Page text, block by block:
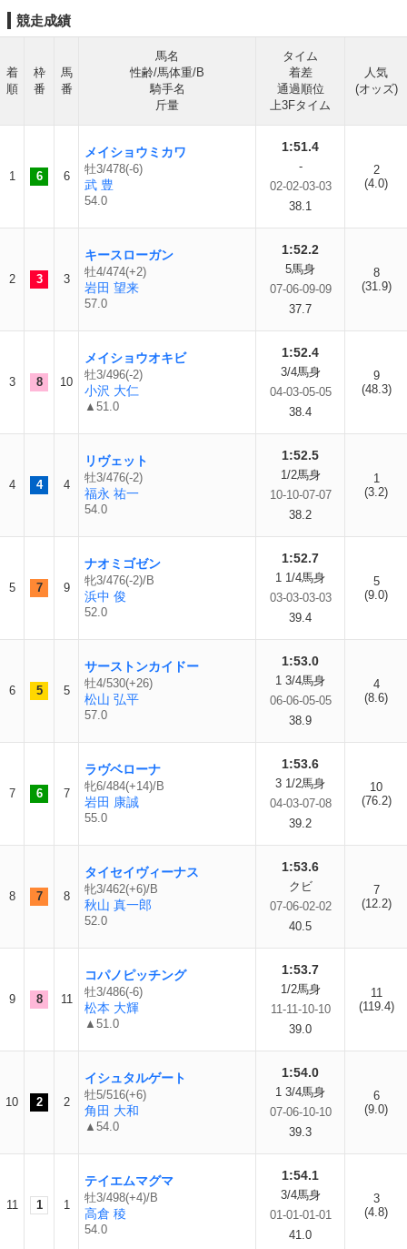
競走成績
着
順
枠
番
馬
番
馬名
性齢/馬体重/B
騎手名
斤量
タイム
着差
通過順位
上3Fタイム
人気
(オッズ)
1 6 6
メイショウミカワ
牡3/478(-6)
武 豊
54.0
1:51.4
-
02-02-03-03
38.1
2
(4.0)
2 3 3
キースローガン
牡4/474(+2)
岩田 望来
57.0
1:52.2
5馬身
07-06-09-09
37.7
8
(31.9)
3 8 10
メイショウオキビ
牡3/496(-2)
小沢 大仁
▲51.0
1:52.4
3/4馬身
04-03-05-05
38.4
9
(48.3)
4 4 4
リヴェット
牡3/476(-2)
福永 祐一
54.0
1:52.5
1/2馬身
10-10-07-07
38.2
1
(3.2)
5 7 9
ナオミゴゼン
牝3/476(-2)/B
浜中 俊
52.0
1:52.7
1 1/4馬身
03-03-03-03
39.4
5
(9.0)
6 5 5
サーストンカイドー
牡4/530(+26)
松山 弘平
57.0
1:53.0
1 3/4馬身
06-06-05-05
38.9
4
(8.6)
7 6 7
ラヴベローナ
牝6/484(+14)/B
岩田 康誠
55.0
1:53.6
3 1/2馬身
04-03-07-08
39.2
10
(76.2)
8 7 8
タイセイヴィーナス
牝3/462(+6)/B
秋山 真一郎
52.0
1:53.6
クビ
07-06-02-02
40.5
7
(12.2)
9 8 11
コパノピッチング
牡3/486(-6)
松本 大輝
▲51.0
1:53.7
1/2馬身
11-11-10-10
39.0
11
(119.4)
10 2 2
イシュタルゲート
牡5/516(+6)
角田 大和
▲54.0
1:54.0
1 3/4馬身
07-06-10-10
39.3
6
(9.0)
11 1 1
テイエムマグマ
牡3/498(+4)/B
高倉 稜
54.0
1:54.1
3/4馬身
01-01-01-01
41.0
3
(4.8)